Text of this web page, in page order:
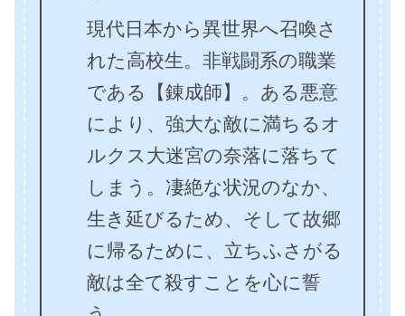
現代日本から異世界へ召喚さ
れた高校生。非戦闘系の職業
である【錬成師】。ある悪意
により、強大な敵に満ちるオ
ルクス大迷宮の奈落に落ちて
しまう。凄絶な状況のなか、
生き延びるため、そして故郷
に帰るために、立ちふさがる
敵は全て殺すことを心に誓